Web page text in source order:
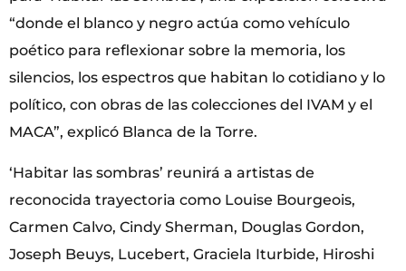
“donde el blanco y negro actúa como vehículo
poético para reflexionar sobre la memoria, los
silencios, los espectros que habitan lo cotidiano y lo
político, con obras de las colecciones del IVAM y el
MACA”, explicó Blanca de la Torre.
‘Habitar las sombras’ reunirá a artistas de
reconocida trayectoria como Louise Bourgeois,
Carmen Calvo, Cindy Sherman, Douglas Gordon,
Joseph Beuys, Lucebert, Graciela Iturbide, Hiroshi